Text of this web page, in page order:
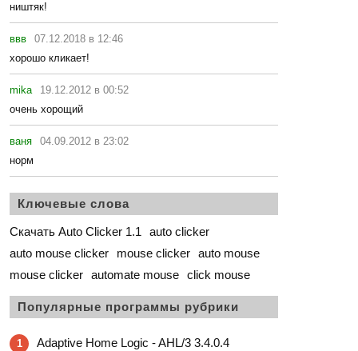
ништяк!
ввв
07.12.2018 в 12:46
хорошо кликает!
mika
19.12.2012 в 00:52
очень хорощий
ваня
04.09.2012 в 23:02
норм
Ключевые слова
Скачать Auto Clicker 1.1
auto clicker
auto mouse clicker
mouse clicker auto mouse
mouse clicker automate mouse click mouse
Популярные программы рубрики
1 Adaptive Home Logic - AHL/3 3.4.0.4